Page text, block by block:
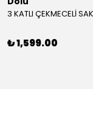
₺ 1,599.00